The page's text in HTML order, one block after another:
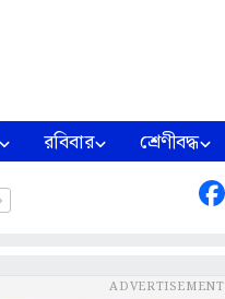
রবিবার শ্রেণীবদ্ধ
ADVERTISEMENT